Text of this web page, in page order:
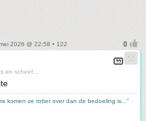
2026 @ 22:58 • 122
en scheef...
komen ze rotter over dan de bedoeling is..." -